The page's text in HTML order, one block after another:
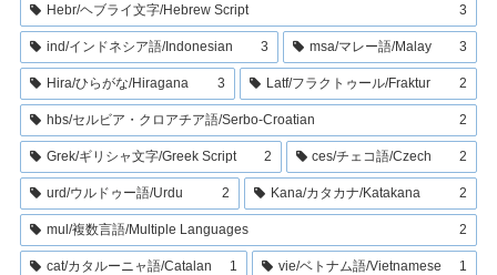
Hebr/ヘブライ文字/Hebrew Script 3
ind/インドネシア語/Indonesian 3 msa/マレー語/Malay 3
Hira/ひらがな/Hiragana 3 Latf/フラクトゥール/Fraktur 2
hbs/セルビア・クロアチア語/Serbo-Croatian 2
Grek/ギリシャ文字/Greek Script 2 ces/チェコ語/Czech 2
urd/ウルドゥー語/Urdu 2 Kana/カタカナ/Katakana 2
mul/複数言語/Multiple Languages 2
cat/カタルーニャ語/Catalan 1 vie/ベトナム語/Vietnamese 1